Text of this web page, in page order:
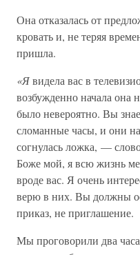
Она отказалась от
кровать и, не теряя
пришла.
«Явидела вас в
возбужденно начала
было невероятно. Вы
сломанные часы, и они
согнулась ложка, —
Боже мой, я всю жизнь
вроде вас. Я очень
верю в них. Вы должны
приказ, не приглашение.
Мы проговорили два